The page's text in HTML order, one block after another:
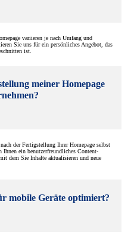
variieren je nach Umfang und
Sie uns für ein persönliches Angebot, das
ist.
meiner Homepage
der Fertigstellung Ihrer Homepage selbst
ein benutzerfreundliches Content-
dem Sie Inhalte aktualisieren und neue
mobile Geräte optimiert?